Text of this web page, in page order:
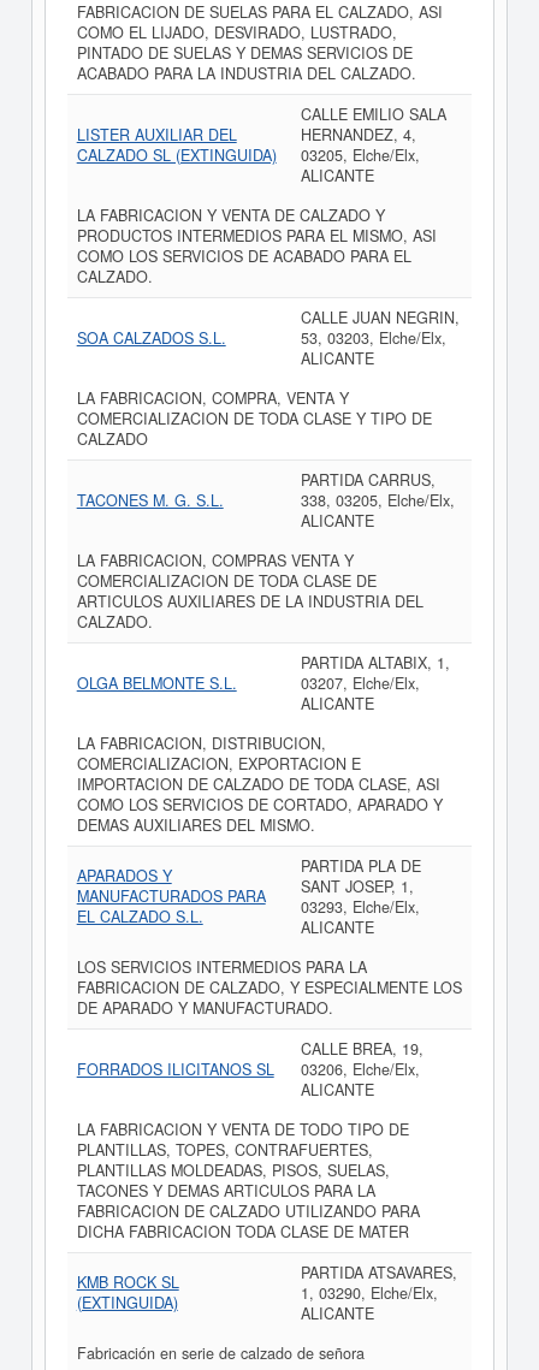
FABRICACION DE SUELAS PARA EL CALZADO, ASI
COMO EL LIJADO, DESVIRADO, LUSTRADO,
PINTADO DE SUELAS Y DEMAS SERVICIOS DE
ACABADO PARA LA INDUSTRIA DEL CALZADO.
LISTER AUXILIAR DEL
CALZADO SL (EXTINGUIDA)
CALLE EMILIO SALA
HERNANDEZ, 4,
03205, Elche/Elx,
ALICANTE
LA FABRICACION Y VENTA DE CALZADO Y
PRODUCTOS INTERMEDIOS PARA EL MISMO, ASI
COMO LOS SERVICIOS DE ACABADO PARA EL
CALZADO.
SOA CALZADOS S.L.
CALLE JUAN NEGRIN,
53, 03203, Elche/Elx,
ALICANTE
LA FABRICACION, COMPRA, VENTA Y
COMERCIALIZACION DE TODA CLASE Y TIPO DE
CALZADO
TACONES M. G. S.L.
PARTIDA CARRUS,
338, 03205, Elche/Elx,
ALICANTE
LA FABRICACION, COMPRAS VENTA Y
COMERCIALIZACION DE TODA CLASE DE
ARTICULOS AUXILIARES DE LA INDUSTRIA DEL
CALZADO.
OLGA BELMONTE S.L.
PARTIDA ALTABIX, 1,
03207, Elche/Elx,
ALICANTE
LA FABRICACION, DISTRIBUCION,
COMERCIALIZACION, EXPORTACION E
IMPORTACION DE CALZADO DE TODA CLASE, ASI
COMO LOS SERVICIOS DE CORTADO, APARADO Y
DEMAS AUXILIARES DEL MISMO.
APARADOS Y
MANUFACTURADOS PARA
EL CALZADO S.L.
PARTIDA PLA DE
SANT JOSEP, 1,
03293, Elche/Elx,
ALICANTE
LOS SERVICIOS INTERMEDIOS PARA LA
FABRICACION DE CALZADO, Y ESPECIALMENTE LOS
DE APARADO Y MANUFACTURADO.
FORRADOS ILICITANOS SL
CALLE BREA, 19,
03206, Elche/Elx,
ALICANTE
LA FABRICACION Y VENTA DE TODO TIPO DE
PLANTILLAS, TOPES, CONTRAFUERTES,
PLANTILLAS MOLDEADAS, PISOS, SUELAS,
TACONES Y DEMAS ARTICULOS PARA LA
FABRICACION DE CALZADO UTILIZANDO PARA
DICHA FABRICACION TODA CLASE DE MATER
KMB ROCK SL
(EXTINGUIDA)
PARTIDA ATSAVARES,
1, 03290, Elche/Elx,
ALICANTE
Fabricación en serie de calzado de señora